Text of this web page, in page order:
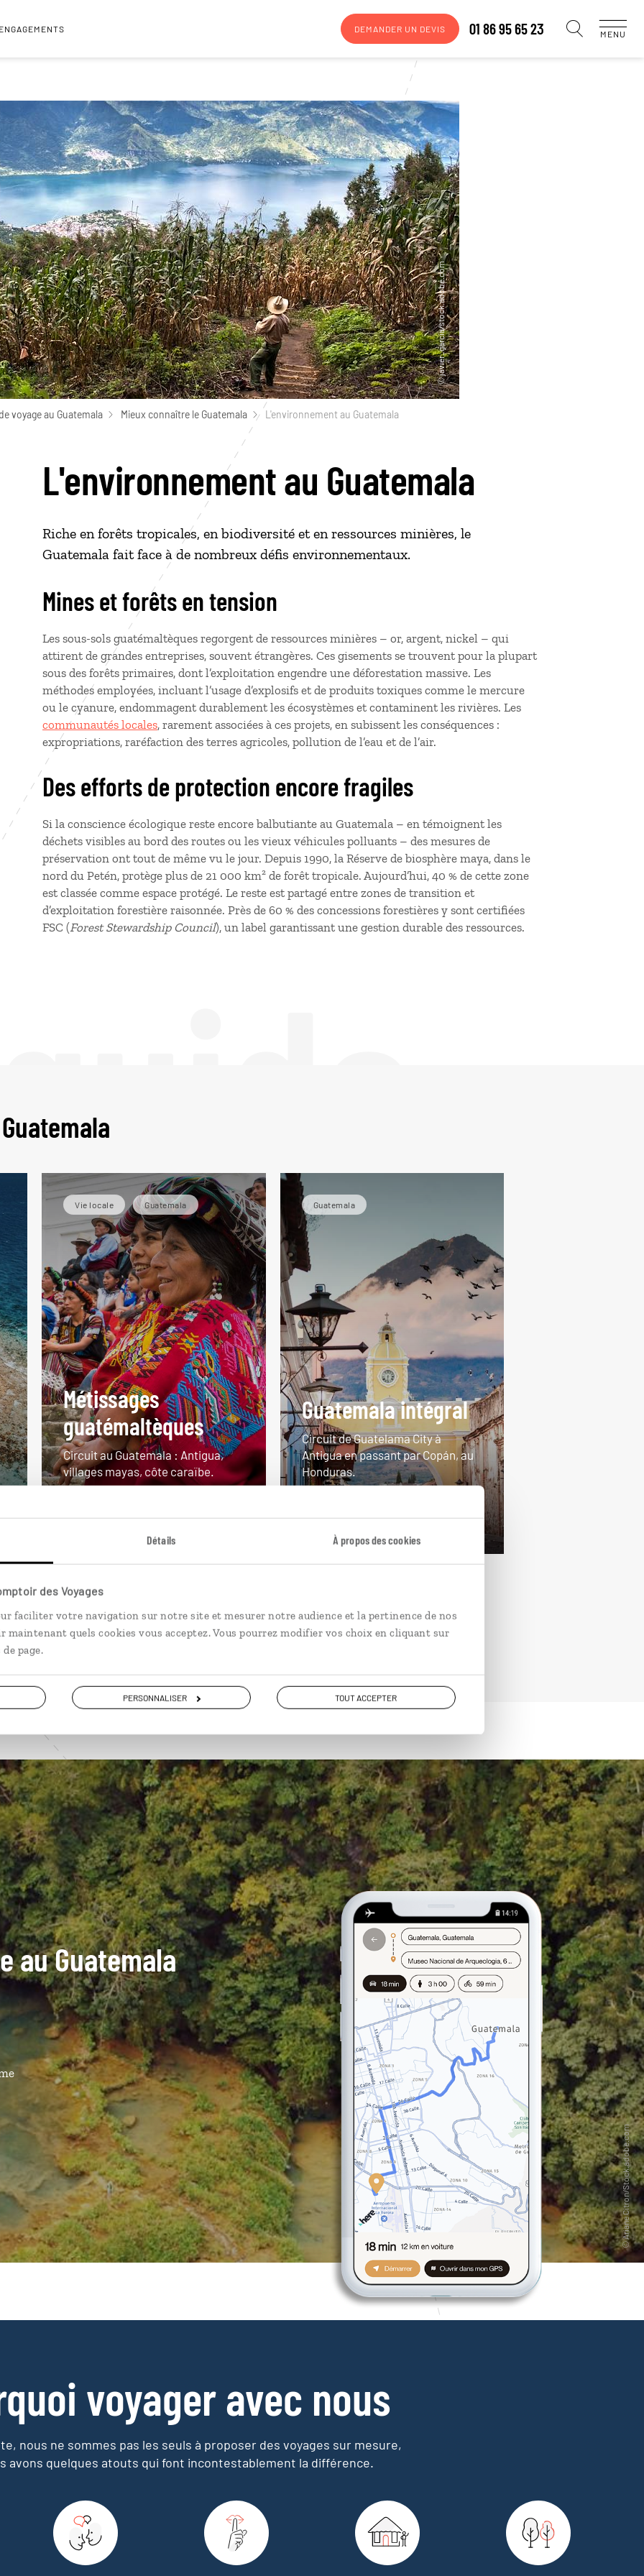
Détails À propos des cookies
des Voyages
faciliter votre navigation sur notre site et mesurer notre audience et la pertinence de nos
maintenant quels cookies vous acceptez. Vous pourrez modifier vos choix en cliquant sur
page.
PERSONNALISER TOUT ACCEPTER
DEMANDER UN DEVIS 01 86 95 65 23 MENU
voyage au Guatemala Mieux connaître le Guatemala L'environnement au Guatemala
L'environnement au Guatemala
Riche en forêts tropicales, en biodiversité et en ressources minières, le
Guatemala fait face à de nombreux défis environnementaux.
Mines et forêts en tension
Les sous-sols guatémaltèques regorgent de ressources minières – or, argent, nickel – qui
attirent de grandes entreprises, souvent étrangères. Ces gisements se trouvent pour la plupart
sous des forêts primaires, dont l’exploitation engendre une déforestation massive. Les
méthodes employées, incluant l’usage d’explosifs et de produits toxiques comme le mercure
ou le cyanure, endommagent durablement les écosystèmes et contaminent les rivières. Les
communautés locales, rarement associées à ces projets, en subissent les conséquences :
expropriations, raréfaction des terres agricoles, pollution de l’eau et de l’air.
Des efforts de protection encore fragiles
Si la conscience écologique reste encore balbutiante au Guatemala – en témoignent les
déchets visibles au bord des routes ou les vieux véhicules polluants – des mesures de
préservation ont tout de même vu le jour. Depuis 1990, la Réserve de biosphère maya, dans le
nord du Petén, protège plus de 21 000 km² de forêt tropicale. Aujourd’hui, 40 % de cette zone
est classée comme espace protégé. Le reste est partagé entre zones de transition et
d’exploitation forestière raisonnée. Près de 60 % des concessions forestières y sont certifiées
FSC (Forest Stewardship Council), un label garantissant une gestion durable des ressources.
Vie locale Guatemala
Métissages
guatémaltèques
Circuit au Guatemala : Antigua,
villages mayas, côte caraïbe.
à partir de 3400€
Guatemala
Guatemala intégral
Circuit de Guatelama City à
Antigua en passant par Copán, au
Honduras.
à partir de 4100€
VOIR NOS 4 IDÉES DE VOYAGE AU GUATEMALA
au Guatemala
voyager avec nous
nous ne sommes pas les seuls à proposer des voyages sur mesure,
avons quelques atouts qui font incontestablement la différence.